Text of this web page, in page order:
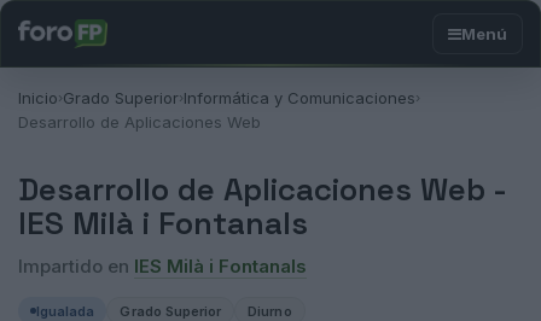
Inicio›Grado Superior›Informática y Comunicaciones›
Desarrollo de Aplicaciones Web
Desarrollo de Aplicaciones Web -
IES Milà i Fontanals
Impartido en IES Milà i Fontanals
Igualada Grado Superior Diurno